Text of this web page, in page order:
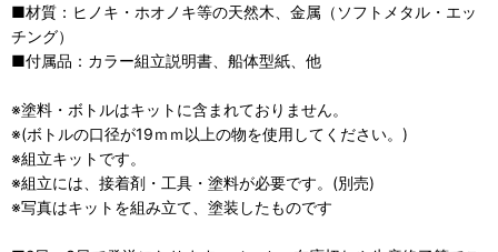
■材質：ヒノキ・ホオノキ等の天然木、金属（ソフトメタル・エッ
チング）
■付属品：カラー組立説明書、船体型紙、他
※塗料・ボトルはキットに含まれておりません。
※(ボトルの口径が19ｍｍ以上の物を使用してください。)
※組立キットです。
※組立には、接着剤・工具・塗料が必要です。(別売)
※写真はキットを組み立て、塗装したものです